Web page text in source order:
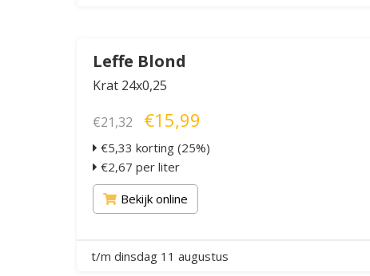
Leffe Blond
Krat 24x0,25
€21,32 €15,99
€5,33 korting (25%)
€2,67 per liter
Bekijk online
t/m dinsdag 11 augustus